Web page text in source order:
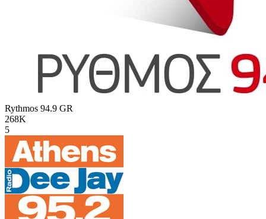
Rythmos 94.9 GR
268K
5